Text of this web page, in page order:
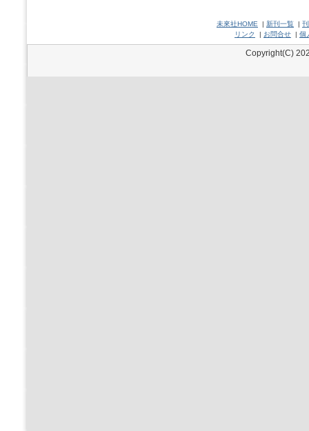
未來社HOME | 新刊一覧 |
リンク
| お問合せ | 個
Copyright(C)